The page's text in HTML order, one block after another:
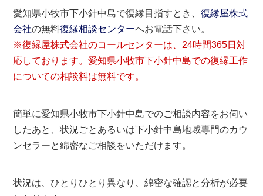
愛知県小牧市下小針中島で復縁目指すとき、復縁屋株式
会社の無料復縁相談センターへお電話下さい。
※復縁屋株式会社のコールセンターは、24時間365日対
応しております。愛知県小牧市下小針中島での復縁工作
についての相談料は無料です。
簡単に愛知県小牧市下小針中島でのご相談内容をお伺い
したあと、状況ごとあるいは下小針中島地域専門のカウ
ンセラーと綿密なご相談をいただけます。
状況は、ひとりひとり異なり、綿密な確認と分析が必要